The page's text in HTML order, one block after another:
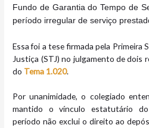
Fundo de Garantia do Tempo de
período irregular de serviço
Essa foi a tese firmada pela Primeira
Justiça (STJ) no julgamento de dois
do Tema 1.020.
Por unanimidade, o colegiado
mantido o vínculo estatutário
período não exclui o direito ao